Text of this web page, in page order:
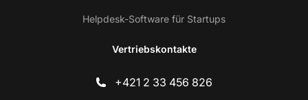
Helpdesk-Software für Startups
Vertriebskontakte
+421 2 33 456 826